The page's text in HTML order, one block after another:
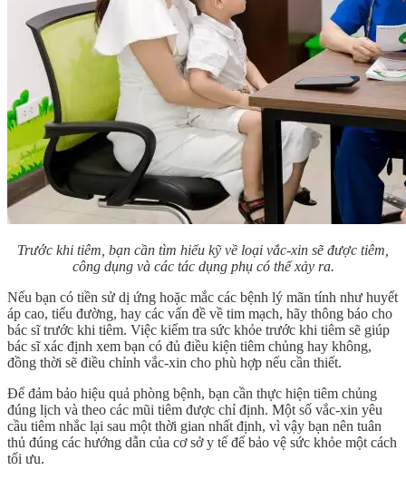
Trước khi tiêm, bạn cần tìm hiểu kỹ về loại vắc-xin sẽ được tiêm,
công dụng và các tác dụng phụ có thể xảy ra.
Nếu bạn có tiền sử dị ứng hoặc mắc các bệnh lý mãn tính như huyết
áp cao, tiểu đường, hay các vấn đề về tim mạch, hãy thông báo cho
bác sĩ trước khi tiêm. Việc kiểm tra sức khỏe trước khi tiêm sẽ giúp
bác sĩ xác định xem bạn có đủ điều kiện tiêm chủng hay không,
đồng thời sẽ điều chỉnh vắc-xin cho phù hợp nếu cần thiết.
Để đảm bảo hiệu quả phòng bệnh, bạn cần thực hiện tiêm chủng
đúng lịch và theo các mũi tiêm được chỉ định. Một số vắc-xin yêu
cầu tiêm nhắc lại sau một thời gian nhất định, vì vậy bạn nên tuân
thủ đúng các hướng dẫn của cơ sở y tế để bảo vệ sức khỏe một cách
tối ưu.